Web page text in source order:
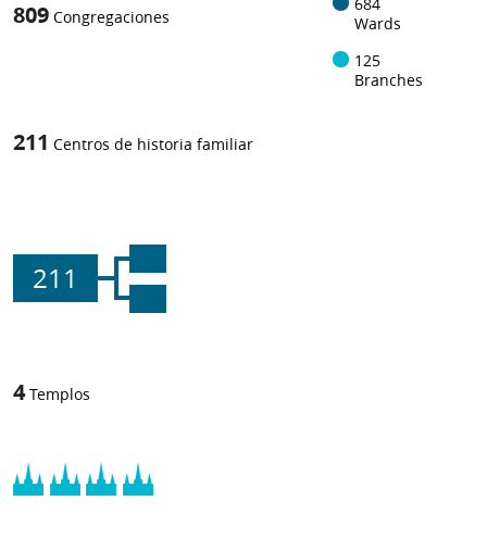
809 Congregaciones
Wards
125
Branches
211 Centros de historia familiar
211
4 Templos